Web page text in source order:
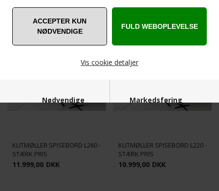
Vis cookie detaljer
Nødvendige Markedsføring
Funktionelle Statistiske
KLITMØLLER SPISEBORD L260 -
STÆRK PRIS
11.999,00 DKK
KLITMØLLER SPISEBORD L220 -
STÆRK PRIS
10.999,00 DKK